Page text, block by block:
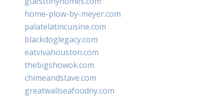
home-plow-by-meyer.com
palatelatincuisine.com
blackdoglegacy.com
eatvivahouston.com
thebigshowok.com
chimeandstave.com
greatwallseafoodny.com